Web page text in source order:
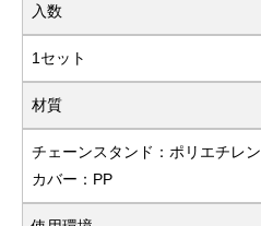
入数
1セット
材質
チェーンスタンド：ポリエチレン
カバー：PP